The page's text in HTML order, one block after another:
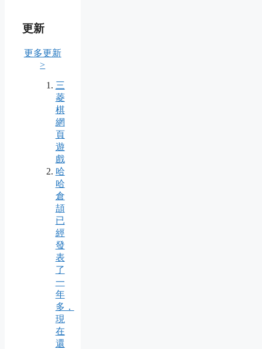
更新
更多更新
>
三
菱
棋
網
頁
遊
戲
哈
哈
倉
頡
已
經
發
表
了
一
年
多，
現
在
還